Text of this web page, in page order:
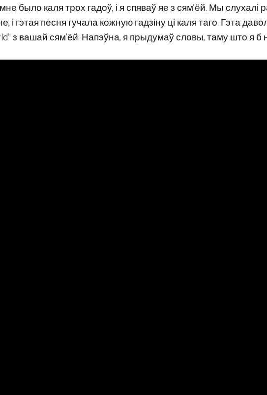
было каля трох гадоў, і я спяваў яе з сям’ёй. Мы
і гэтая песня гучала кожную гадзіну ці каля таго. Гэта
з вашай сям’ёй. Напэўна, я прыдумаў словы, таму што я б